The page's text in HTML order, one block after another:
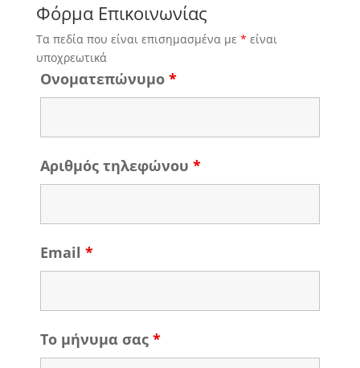
Φόρμα Επικοινωνίας
Τα πεδία που είναι επισημασμένα με * είναι
υποχρεωτικά
Ονοματεπώνυμο *
Αριθμός τηλεφώνου *
Email *
Το μήνυμα σας *